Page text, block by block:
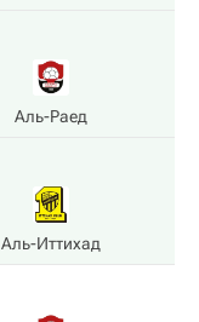
Аль-Раед
Аль-Иттихад